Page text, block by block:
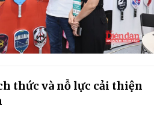
thức và nỗ lực cải thiện